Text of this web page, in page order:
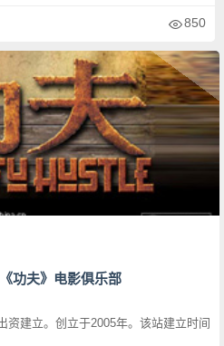
850
功夫》电影俱乐部
资建立。创立于2005年。该站建立时间